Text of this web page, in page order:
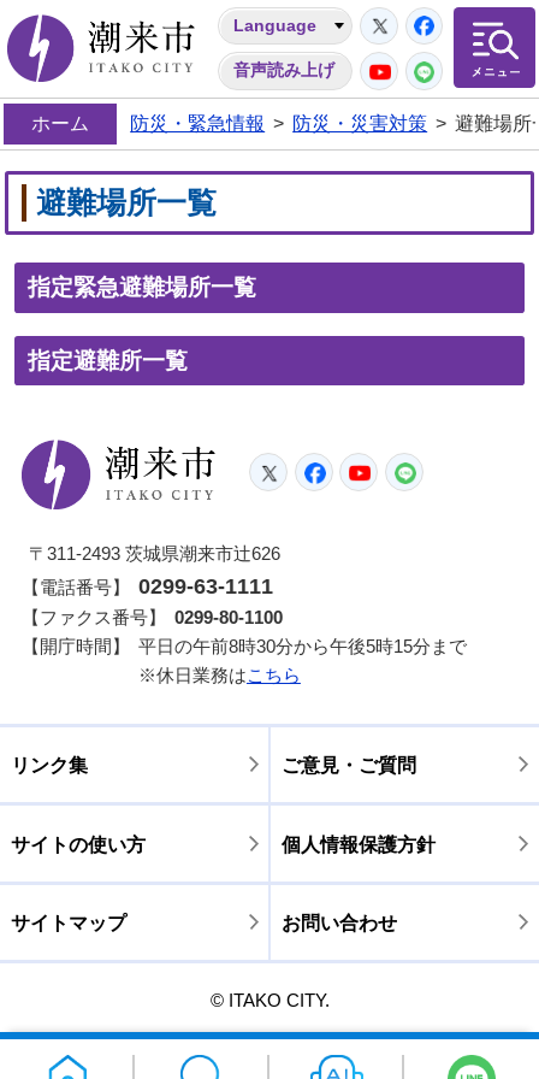
潮来市
Language
音声読み上げ
Twitter
YouTube
LINE
ホーム 防災・緊急情報 > 防災・災害対策 > 避難場所
避難場所一覧
指定緊急避難場所一覧
指定避難所一覧
潮来市
TwitterFacebook
YouTube
〒311-2493 茨城県潮来市辻626
【電話番号】
0299-63-1111
【ファクス番号】
0299-80-1100
【開庁時間】
平日の午前8時30分から午後5時15分まで
※休日業務はこちら
リンク集 ご意見・ご質問
サイトの使い方 個人情報保護方針
サイトマップ お問い合わせ
© ITAKO CITY.